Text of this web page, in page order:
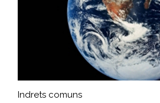
Indrets comuns